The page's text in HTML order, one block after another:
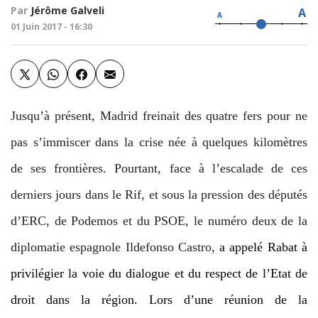
Par Jérôme Galveli
01 Juin 2017 - 16:30
A A
Jusqu’à présent, Madrid freinait des quatre fers pour ne
pas s’immiscer dans la crise née à quelques kilomètres
de ses frontières. Pourtant, face à l’escalade de ces
derniers jours dans le Rif, et sous la pression des députés
d’ERC, de Podemos et du PSOE, le numéro deux de la
diplomatie espagnole Ildefonso Castro,a appelé Rabat à
privilégier la voie du dialogue et du respect de l’Etat de
droit dans la région. Lors d’une réunion de la